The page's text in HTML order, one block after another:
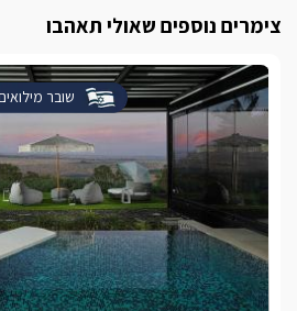
צימרים נוספים שאולי תאהבו
שובר